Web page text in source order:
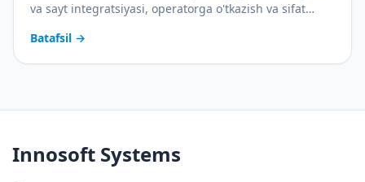
va sayt integratsiyasi, operatorga o'tkazish va sifat
Batafsil →
Innosoft Systems